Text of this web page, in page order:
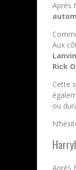
Après
Aux
Lanvin
Rick
Cette
ou
Après